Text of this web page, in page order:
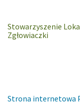
Stowarzyszenie
Zgłowiaczki
Strona internetowa